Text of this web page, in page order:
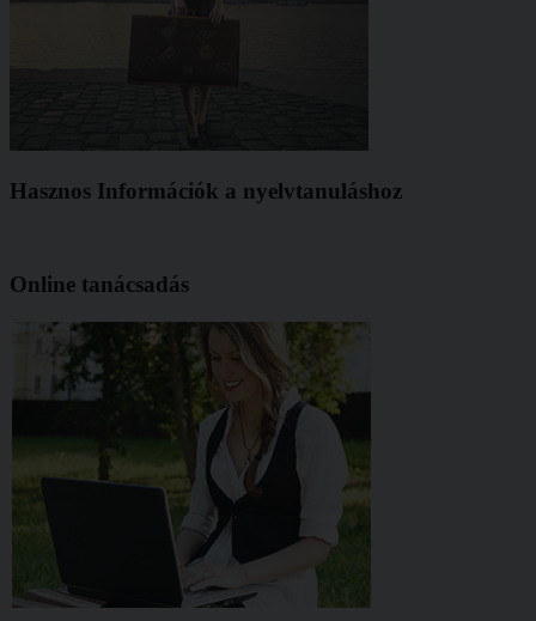
Hasznos Információk a nyelvtanuláshoz
Online tanácsadás